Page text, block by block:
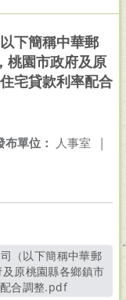
下簡稱中華郵
桃園市政府及原
宅貸款利率配合
布單位： 人事室 |
原桃園縣各鄉鎮市
合調整.pdf另開新視窗